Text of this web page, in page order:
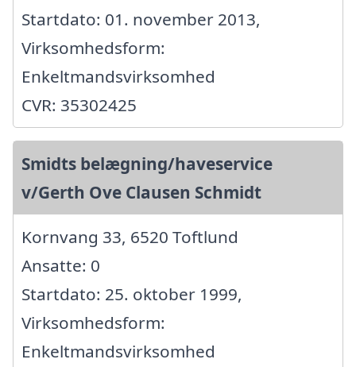
Startdato: 01. november 2013,
Virksomhedsform:
Enkeltmandsvirksomhed
CVR: 35302425
Smidts belægning/haveservice
v/Gerth Ove Clausen Schmidt
Kornvang 33, 6520 Toftlund
Ansatte: 0
Startdato: 25. oktober 1999,
Virksomhedsform:
Enkeltmandsvirksomhed